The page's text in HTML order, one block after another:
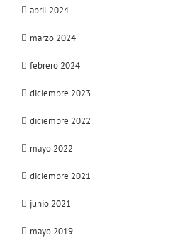
abril 2024
marzo 2024
febrero 2024
diciembre 2023
diciembre 2022
mayo 2022
diciembre 2021
junio 2021
mayo 2019